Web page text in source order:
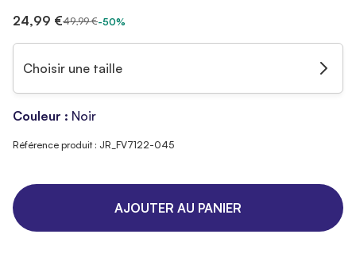
24,99 €49,99 €-50%
Choisir une taille
Couleur : Noir
Référence produit : JR_FV7122-045
AJOUTER AU PANIER